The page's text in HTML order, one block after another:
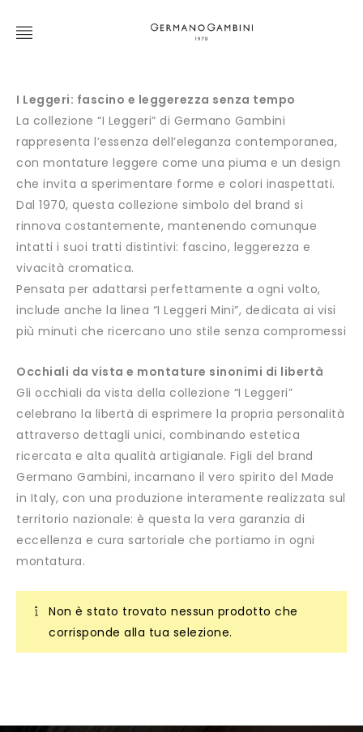
I Leggeri: fascino e leggerezza senza tempo
La collezione “I Leggeri” di Germano Gambini
rappresenta l’essenza dell’eleganza contemporanea,
con montature leggere come una piuma e un design
che invita a sperimentare forme e colori inaspettati.
Dal 1970, questa collezione simbolo del brand si
rinnova costantemente, mantenendo comunque
intatti i suoi tratti distintivi: fascino, leggerezza e
vivacità cromatica.
Pensata per adattarsi perfettamente a ogni volto,
include anche la linea “I Leggeri Mini”, dedicata ai visi
più minuti che ricercano uno stile senza compromessi
Occhiali da vista e montature sinonimi di libertà
Gli occhiali da vista della collezione “I Leggeri”
celebrano la libertà di esprimere la propria personalità
attraverso dettagli unici, combinando estetica
ricercata e alta qualità artigianale. Figli del brand
Germano Gambini, incarnano il vero spirito del Made
in Italy, con una produzione interamente realizzata sul
territorio nazionale: è questa la vera garanzia di
eccellenza e cura sartoriale che portiamo in ogni
montatura.
Non è stato trovato nessun prodotto che
corrisponde alla tua selezione.